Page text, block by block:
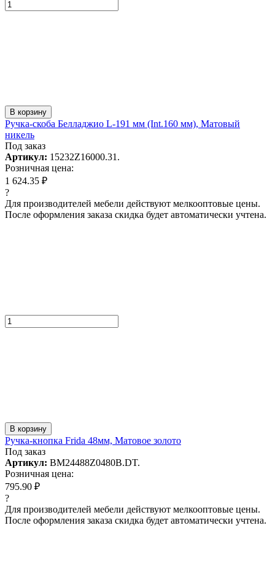
В корзину
Ручка-скоба Белладжио L-191 мм (Int.160 мм), Матовый
никель
Под заказ
Артикул: 15232Z16000.31.
Розничная цена:
1 624.35 ₽
?
Для производителей мебели действуют мелкооптовые цены.
После оформления заказа скидка будет автоматически учтена.
В корзину
Ручка-кнопка Frida 48мм, Матовое золото
Под заказ
Артикул: BM24488Z0480B.DT.
Розничная цена:
795.90 ₽
?
Для производителей мебели действуют мелкооптовые цены.
После оформления заказа скидка будет автоматически учтена.